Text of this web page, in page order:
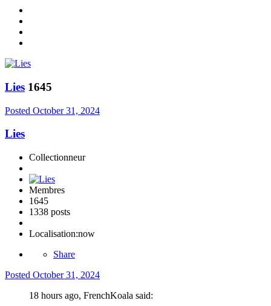
Lies 1645
Posted October 31, 2024
Lies
Collectionneur
Membres
1645
1338 posts
Localisation:now
Share
Posted October 31, 2024
18 hours ago, FrenchKoala said: